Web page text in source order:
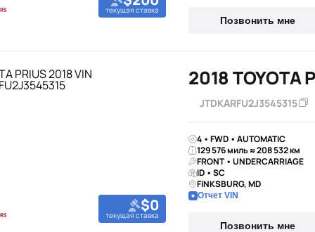
текущая ставка
Позвонить мне
$0
текущая ставка
2018 TOYOTA
JTDKARFU2J3545315
4 • FWD • AUTOMATIC
129 576 миль ≈ 208 532 км
FRONT • UNDERCARRIAGE
ID • SC
FINKSBURG, MD
Отчет VIN
Позвонить мне